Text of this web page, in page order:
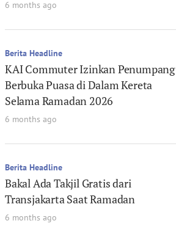
6 months ago
Berita Headline
KAI Commuter Izinkan Penumpang
Berbuka Puasa di Dalam Kereta
Selama Ramadan 2026
6 months ago
Berita Headline
Bakal Ada Takjil Gratis dari
Transjakarta Saat Ramadan
6 months ago